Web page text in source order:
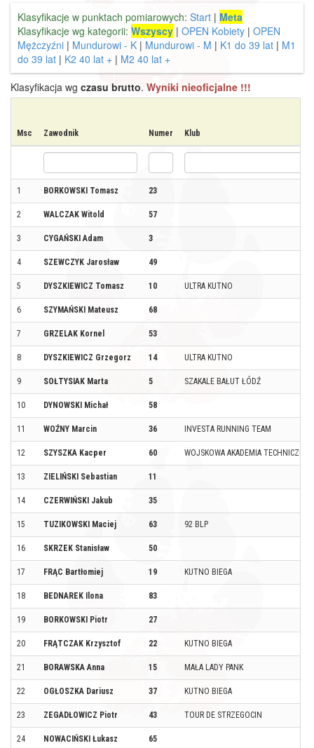
Klasyfikacje w punktach pomiarowych: Start | Meta
Klasyfikacje wg kategorii: Wszyscy | OPEN Kobiety | OPEN
Mężczyźni | Mundurowi - K | Mundurowi - M | K1 do 39 lat | M1
do 39 lat | K2 40 lat + | M2 40 lat +
Klasyfikacja wg czasu brutto. Wyniki nieoficjalne !!!
Msc Zawodnik Numer Klub
1 BORKOWSKI Tomasz 23
2 WALCZAK Witold 57
3 CYGAŃSKI Adam 3
4 SZEWCZYK Jarosław 49
5 DYSZKIEWICZ Tomasz 10 ULTRA KUTNO
6 SZYMAŃSKI Mateusz 68
7 GRZELAK Kornel 53
8 DYSZKIEWICZ Grzegorz 14 ULTRA KUTNO
9 SOŁTYSIAK Marta 5 SZAKALE BAŁUT ŁÓDŹ
10 DYNOWSKI Michał 58
11 WOŹNY Marcin 36 INVESTA RUNNING TEAM
12 SZYSZKA Kacper 60 WOJSKOWA AKADEMIA TECHNICZNA
13 ZIELIŃSKI Sebastian 11
14 CZERWIŃSKI Jakub 35
15 TUZIKOWSKI Maciej 63 92 BLP
16 SKRZEK Stanisław 50
17 FRĄC Bartłomiej 19 KUTNO BIEGA
18 BEDNAREK Ilona 83
19 BORKOWSKI Piotr 27
20 FRĄTCZAK Krzysztof 22 KUTNO BIEGA
21 BORAWSKA Anna 15 MAŁA LADY PANK
22 OGŁOSZKA Dariusz 37 KUTNO BIEGA
23 ZEGADŁOWICZ Piotr 43 TOUR DE STRZEGOCIN
24 NOWACIŃSKI Łukasz 65